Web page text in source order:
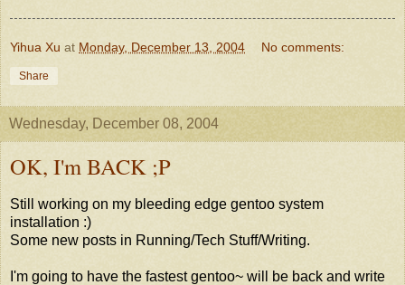
Yihua Xu at Monday, December 13, 2004 No comments:
Share
Wednesday, December 08, 2004
OK, I'm BACK ;P
Still working on my bleeding edge gentoo system
installation :)
Some new posts in Running/Tech Stuff/Writing.
I'm going to have the fastest gentoo~ will be back and write